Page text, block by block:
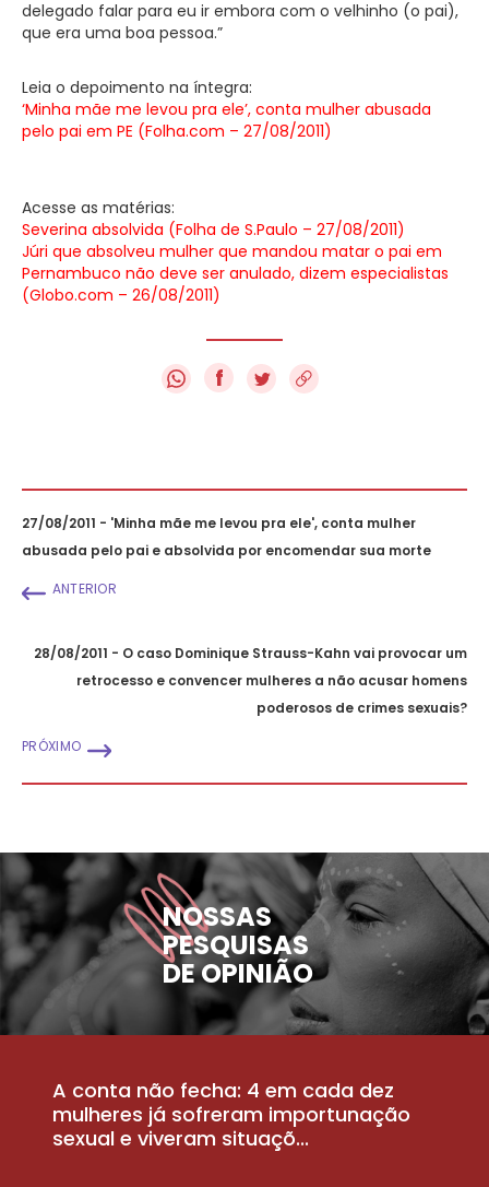
delegado falar para eu ir embora com o velhinho (o pai),
que era uma boa pessoa.”
Leia o depoimento na íntegra:
‘Minha mãe me levou pra ele’, conta mulher abusada
pelo pai em PE (Folha.com – 27/08/2011)
Acesse as matérias:
Severina absolvida (Folha de S.Paulo – 27/08/2011)
Júri que absolveu mulher que mandou matar o pai em
Pernambuco não deve ser anulado, dizem especialistas
(Globo.com – 26/08/2011)
f
27/08/2011 - 'Minha mãe me levou pra ele', conta mulher
abusada pelo pai e absolvida por encomendar sua morte
ANTERIOR
28/08/2011 - O caso Dominique Strauss-Kahn vai provocar um
retrocesso e convencer mulheres a não acusar homens
poderosos de crimes sexuais?
PRÓXIMO
NOSSAS
PESQUISAS
DE OPINIÃO
A conta não fecha: 4 em cada dez
mulheres já sofreram importunação
sexual e viveram situaçõ...